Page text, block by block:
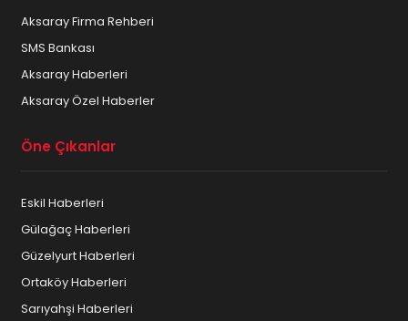
Aksaray Firma Rehberi
SMS Bankası
Aksaray Haberleri
Aksaray Özel Haberler
Öne Çıkanlar
Eskil Haberleri
Gülağaç Haberleri
Güzelyurt Haberleri
Ortaköy Haberleri
Sarıyahşi Haberleri